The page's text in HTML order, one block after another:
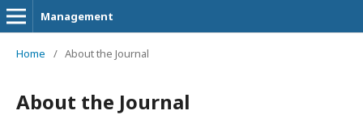
Management
Home / About the Journal
About the Journal